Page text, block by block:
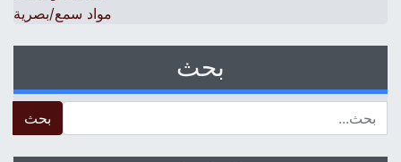
مواد سمع/بصرية
بحث